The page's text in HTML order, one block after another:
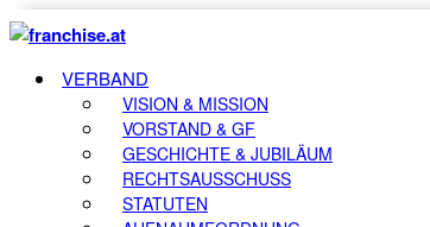
VERBAND
VISION & MISSION
VORSTAND & GF
GESCHICHTE & JUBILÄUM
RECHTSAUSSCHUSS
STATUTEN